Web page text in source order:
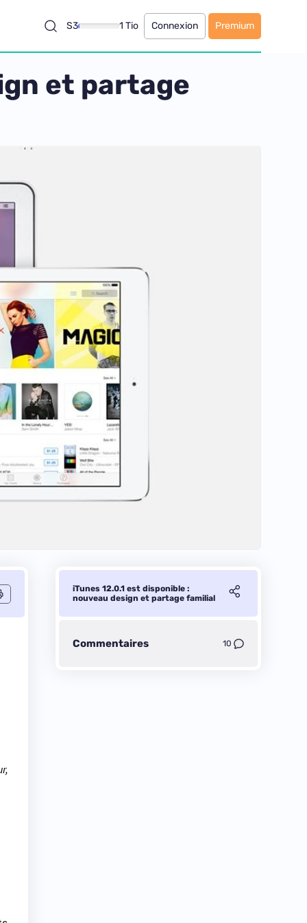
S3 1 Tio Connexion Premium
et partage
iTunes 12.0.1 est disponible :
nouveau design et partage familial
Commentaires 10